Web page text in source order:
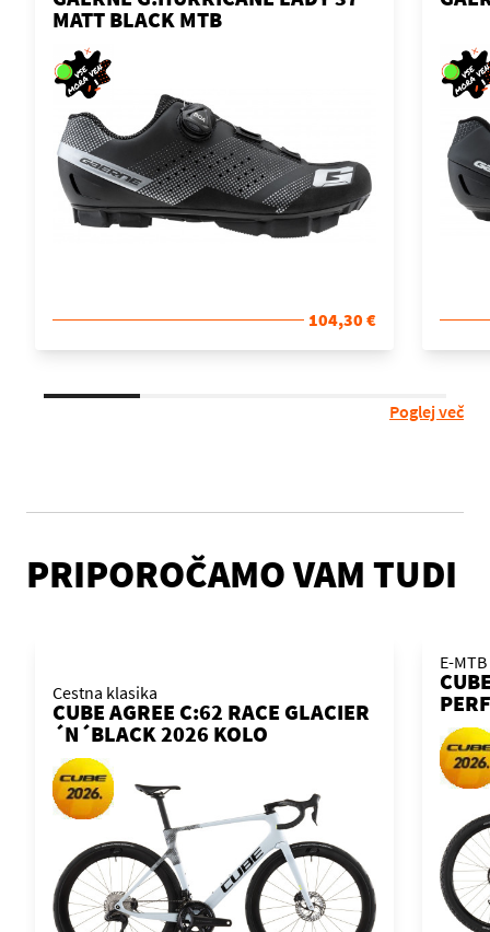
MATT BLACK MTB
104,30 €
Poglej več
PRIPOROČAMO VAM TUDI
Cestna klasika
CUBE AGREE C:62 RACE GLACIER
´N´BLACK 2026 KOLO
E-